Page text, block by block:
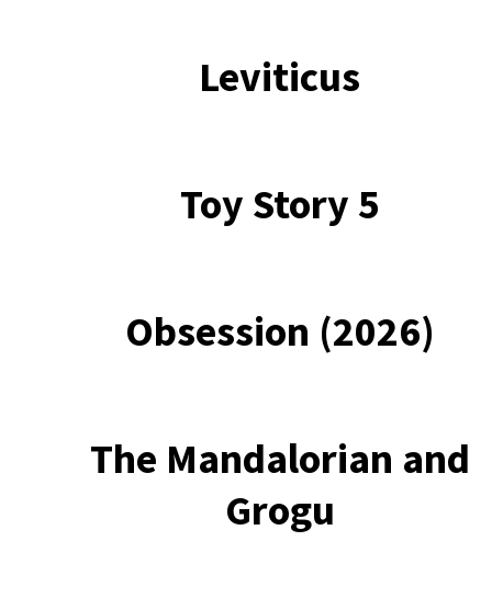
Leviticus
Toy Story 5
Obsession (2026)
The Mandalorian and
Grogu